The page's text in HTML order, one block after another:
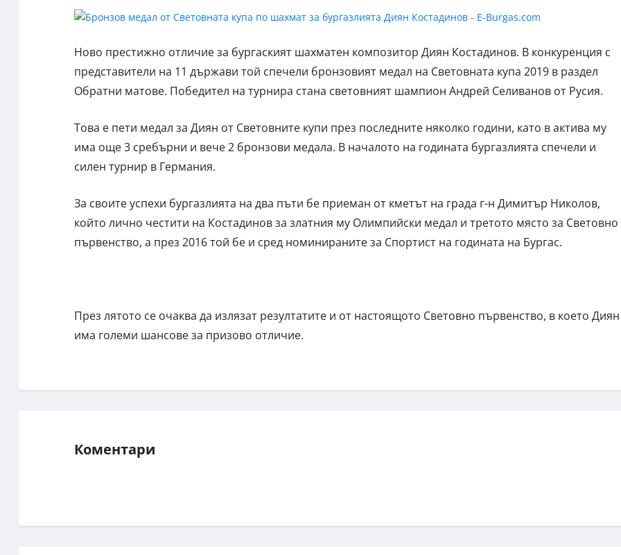
Ново престижно отличие за бургаският шахматен композитор Диян Костадинов. В конкуренция с
представители на 11 държави той спечели бронзовият медал на Световната купа 2019 в раздел
Обратни матове. Победител на турнира стана световният шампион Андрей Селиванов от Русия.
Това е пети медал за Диян от Световните купи през последните няколко години, като в актива му
има още 3 сребърни и вече 2 бронзови медала. В началото на годината бургазлията спечели и
силен турнир в Германия.
За своите успехи бургазлията на два пъти бе приеман от кметът на града г-н Димитър Николов,
който лично честити на Костадинов за златния му Олимпийски медал и третото място за Световно
първенство, а през 2016 той бе и сред номинираните за Спортист на годината на Бургас.
През лятото се очаква да излязат резултатите и от настоящото Световно първенство, в което Диян
има големи шансове за призово отличие.
Коментари